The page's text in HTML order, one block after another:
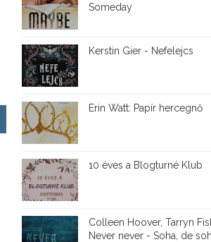
Someday
Kerstin Gier - Nefelejcs
Erin Watt: Papír hercegnő
10 éves a Blogturné Klub
Colleen Hoover, Tarryn
Never never - Soha, de